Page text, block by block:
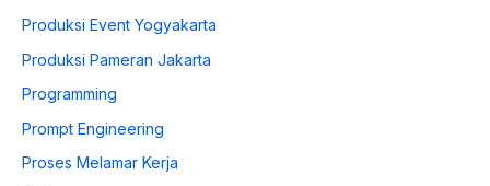
Produksi Event Yogyakarta
Produksi Pameran Jakarta
Programming
Prompt Engineering
Proses Melamar Kerja